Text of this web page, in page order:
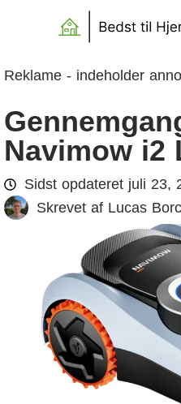
Reklame - indeholder
Navimow i2
Sidst opdateret juli 23,
Skrevet af Lucas